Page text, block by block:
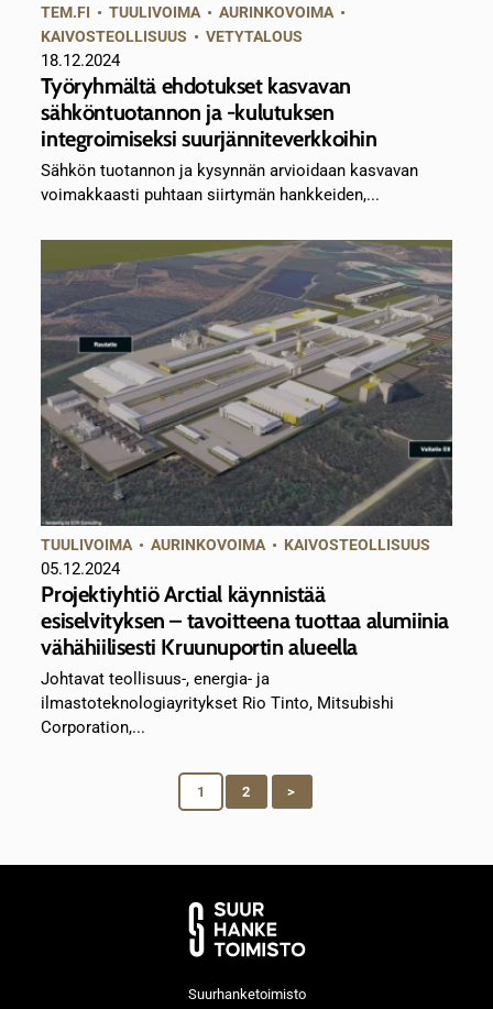
TEM.FI •TUULIVOIMA •AURINKOVOIMA •
KAIVOSTEOLLISUUS •VETYTALOUS
18.12.2024
Työryhmältä ehdotukset kasvavan
sähköntuotannon ja -kulutuksen
integroimiseksi suurjänniteverkkoihin
Sähkön tuotannon ja kysynnän arvioidaan kasvavan
voimakkaasti puhtaan siirtymän hankkeiden,...
TUULIVOIMA •AURINKOVOIMA • KAIVOSTEOLLISUUS
05.12.2024
Projektiyhtiö Arctial käynnistää
esiselvityksen – tavoitteena tuottaa alumiinia
vähähiilisesti Kruunuportin alueella
Johtavat teollisuus-, energia- ja
ilmastoteknologiayritykset Rio Tinto, Mitsubishi
Corporation,...
1 2 >
Suurhanketoimisto